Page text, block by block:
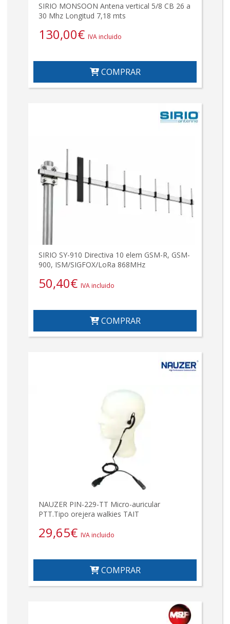
SIRIO MONSOON Antena vertical 5/8 CB 26 a
30 Mhz Longitud 7,18 mts
130,00€ IVA incluido
COMPRAR
SIRIO SY-910 Directiva 10 elem GSM-R, GSM-
900, ISM/SIGFOX/LoRa 868MHz
50,40€ IVA incluido
COMPRAR
NAUZER PIN-229-TT Micro-auricular
PTT.Tipo orejera walkies TAIT
29,65€ IVA incluido
COMPRAR